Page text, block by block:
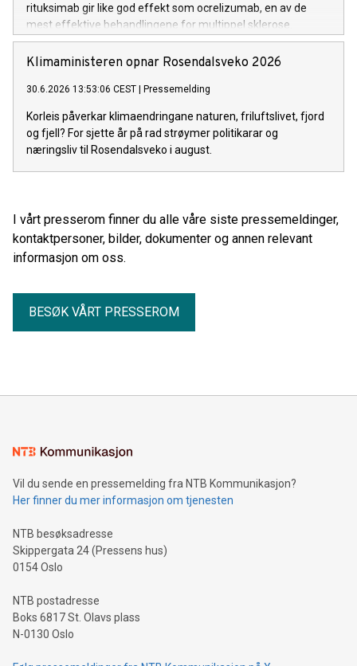
rituksimab gir like god effekt som ocrelizumab, en av de
mest effektive behandlingene for multippel sklerose.
Samtidig sparer bruk av rituksimab det norske helsevesenet
rundt 500 millioner kroner hvert år.
Klimaministeren opnar Rosendalsveko 2026
30.6.2026 13:53:06 CEST Pressemelding
Korleis påverkar klimaendringane naturen, friluftslivet, fjord
og fjell? For sjette år på rad strøymer politikarar og
næringsliv til Rosendalsveko i august.
I vårt presserom finner du alle våre siste pressemeldinger,
kontaktpersoner, bilder, dokumenter og annen relevant
informasjon om oss.
BESØK VÅRT PRESSEROM
Vil du sende en pressemelding fra NTB Kommunikasjon?
Her finner du mer informasjon om tjenesten
NTB besøksadresse
Skippergata 24 (Pressens hus)
0154 Oslo
NTB postadresse
Boks 6817 St. Olavs plass
N-0130 Oslo